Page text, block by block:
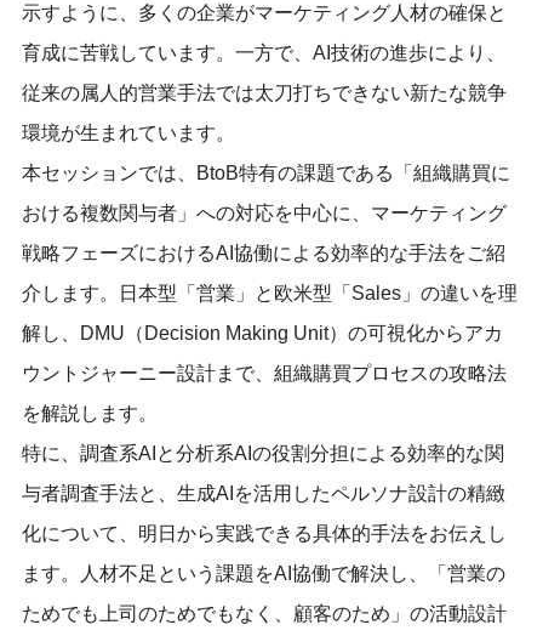
示すように、多くの企業がマーケティング人材の確保と
育成に苦戦しています。一方で、AI技術の進歩により、
従来の属人的営業手法では太刀打ちできない新たな競争
環境が生まれています。
本セッションでは、BtoB特有の課題である「組織購買に
おける複数関与者」への対応を中心に、マーケティング
戦略フェーズにおけるAI協働による効率的な手法をご紹
介します。日本型「営業」と欧米型「Sales」の違いを理
解し、DMU（Decision Making Unit）の可視化からアカ
ウントジャーニー設計まで、組織購買プロセスの攻略法
を解説します。
特に、調査系AIと分析系AIの役割分担による効率的な関
与者調査手法と、生成AIを活用したペルソナ設計の精緻
化について、明日から実践できる具体的手法をお伝えし
ます。人材不足という課題をAI協働で解決し、「営業の
ためでも上司のためでもなく、顧客のため」の活動設計